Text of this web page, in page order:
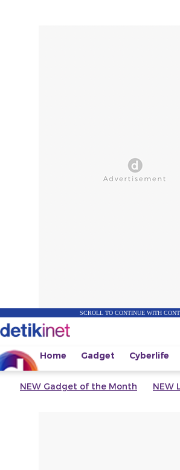
SCROLL TO CONTINUE WITH
Home Gadget Cyberlife
NEW Gadget of the Month NEW